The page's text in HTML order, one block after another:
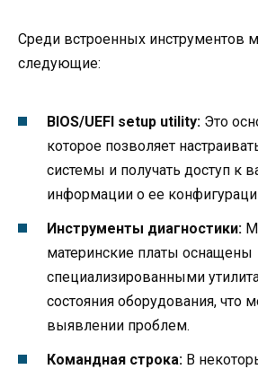
Среди встроенных инструментов
следующие:
BIOS/UEFI setup utility: Это
которое позволяет
системы и получать доступ к
информации о ее
Инструменты диагностики:
материнские платы оснащены
специализированными
состояния оборудования, что
выявлении проблем.
Командная строка: В